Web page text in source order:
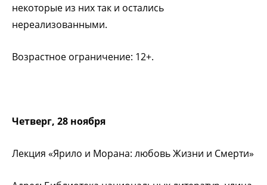
некоторые из них так и остались
нереализованными.
Возрастное ограничение: 12+.
Четверг, 28 ноября
Лекция «Ярило и Морана: любовь Жизни и Смерти»